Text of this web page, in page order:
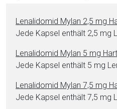
Le­na­li­do­mid Mylan 2,5 mg
Jede Kapsel enthält 2,5 mg
Le­na­li­do­mid Mylan 5 mg
Jede Kapsel enthält 5 mg
Le­na­li­do­mid Mylan 7,5 mg
Jede Kapsel enthält 7,5 mg